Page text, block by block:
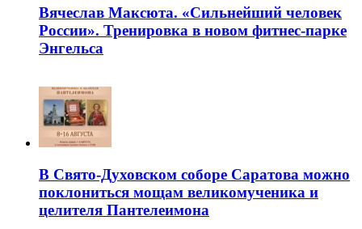
Вячеслав Максюта. «Сильнейший человек
России». Тренировка в новом фитнес-парке
Энгельса
В Свято-Духовском соборе Саратова можно
поклониться мощам великомученика и
целителя Пантелеимона